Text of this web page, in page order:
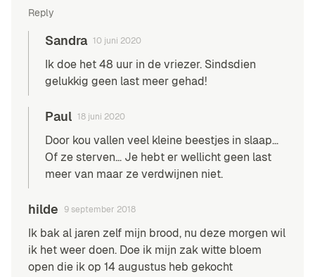
Reply
Sandra 10 juni 2020
Ik doe het 48 uur in de vriezer. Sindsdien
gelukkig geen last meer gehad!
Paul 18 juni 2020
Door kou vallen veel kleine beestjes in slaap…
Of ze sterven… Je hebt er wellicht geen last
meer van maar ze verdwijnen niet.
hilde 9 september 2018
Ik bak al jaren zelf mijn brood, nu deze morgen wil
ik het weer doen. Doe ik mijn zak witte bloem
open die ik op 14 augustus heb gekocht